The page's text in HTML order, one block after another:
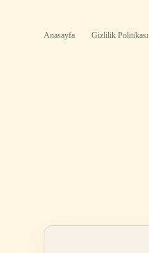
Anasayfa Gizlilik Politikası